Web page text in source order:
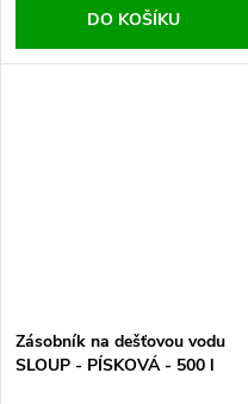
DO KOŠÍKU
Zásobník na dešťovou vodu
SLOUP - PÍSKOVÁ - 500 l